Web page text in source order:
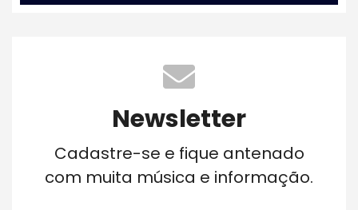
Newsletter
Cadastre-se e fique antenado
com muita música e informação.